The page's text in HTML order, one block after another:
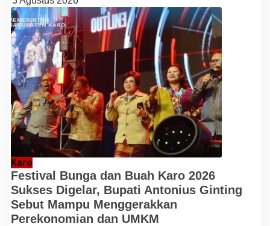
Karo
Festival Bunga dan Buah Karo 2026
Sukses Digelar, Bupati Antonius Ginting
Sebut Mampu Menggerakkan
Perekonomian dan UMKM